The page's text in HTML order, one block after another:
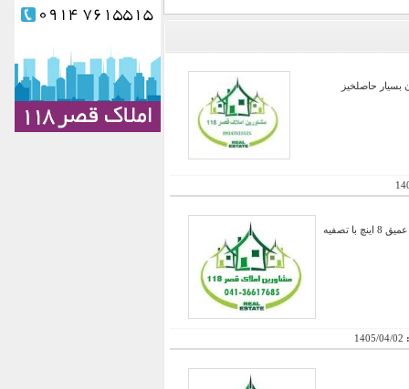
زنجان بسیار حاصلخیز
فروش 260 هکتار مجتمع کشت و صنعت ٬ دارای 150 هکتار درخت کاری از انواع سیب ٬ گلابی ٬ هلو ٬ گردو شش چاه عمیق 8 اینچ با تصفیه
1405/04/02